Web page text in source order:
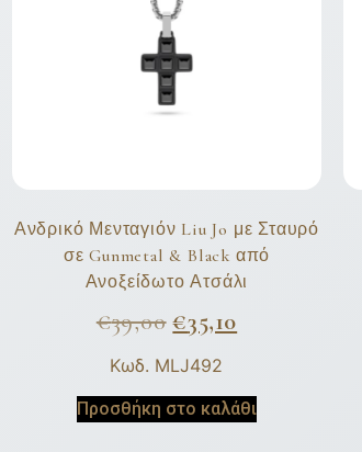
Ανδρικό Μενταγιόν Liu Jo με Σταυρό
σε Gunmetal & Black από
Ανοξείδωτο Ατσάλι
€39,00 €35,10
Κωδ. MLJ492
Προσθήκη στο καλάθι